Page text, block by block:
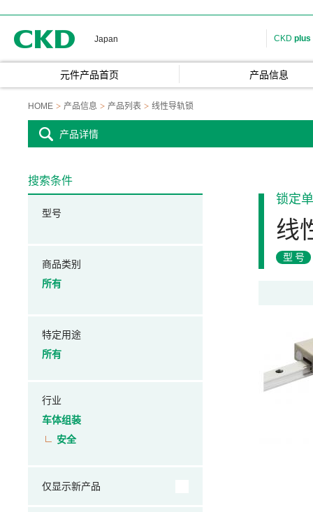
Japan CKD plus
元件产品首页 产品信息
HOME 产品信息 产品列表 线性导轨锁
产品详情
锁定
线
型号
搜索条件
型号
商品类别
所有
特定用途
所有
行业
车体组装
安全
仅显示新产品